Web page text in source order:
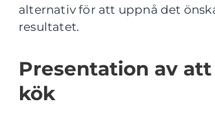
alternativ för att uppnå det
resultatet.
Presentation av
kök